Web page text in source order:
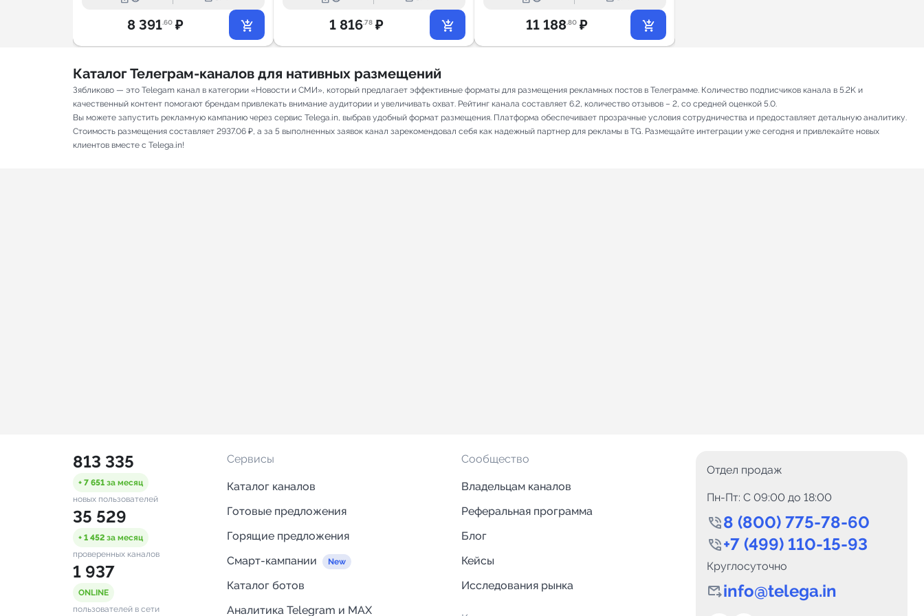
8 391.60 ₽ 1 816.78 ₽ 11 188.80 ₽
Каталог Телеграм-каналов для нативных размещений
Зябликово — это Telegam канал в категории «Новости и СМИ», который предлагает эффективные форматы для размещения рекламных постов в Телеграмме. Количество подписчиков канала в 5.2K и
качественный контент помогают брендам привлекать внимание аудитории и увеличивать охват. Рейтинг канала составляет 6.2, количество отзывов – 2, со средней оценкой 5.0.
Вы можете запустить рекламную кампанию через сервис Telega.in, выбрав удобный формат размещения. Платформа обеспечивает прозрачные условия сотрудничества и предоставляет детальную аналитику.
Стоимость размещения составляет 2937.06 ₽, а за 5 выполненных заявок канал зарекомендовал себя как надежный партнер для рекламы в TG. Размещайте интеграции уже сегодня и привлекайте новых
клиентов вместе с Telega.in!
813 335
+ 7 651 за месяц
новых пользователей
35 529
+ 1 452 за месяц
проверенных каналов
1 937
ONLINE
пользователей в сети
Сервисы
Каталог каналов
Готовые предложения
Горящие предложения
Смарт-кампании
Каталог ботов
Аналитика Telegram и MAX
Сообщество
Владельцам каналов
Реферальная программа
Блог
Кейсы
Исследования рынка
Отдел продаж
Пн-Пт: C 09:00 до 18:00
8 (800) 775-78-60
+7 (499) 110-15-93
Круглосуточно
info@telega.in